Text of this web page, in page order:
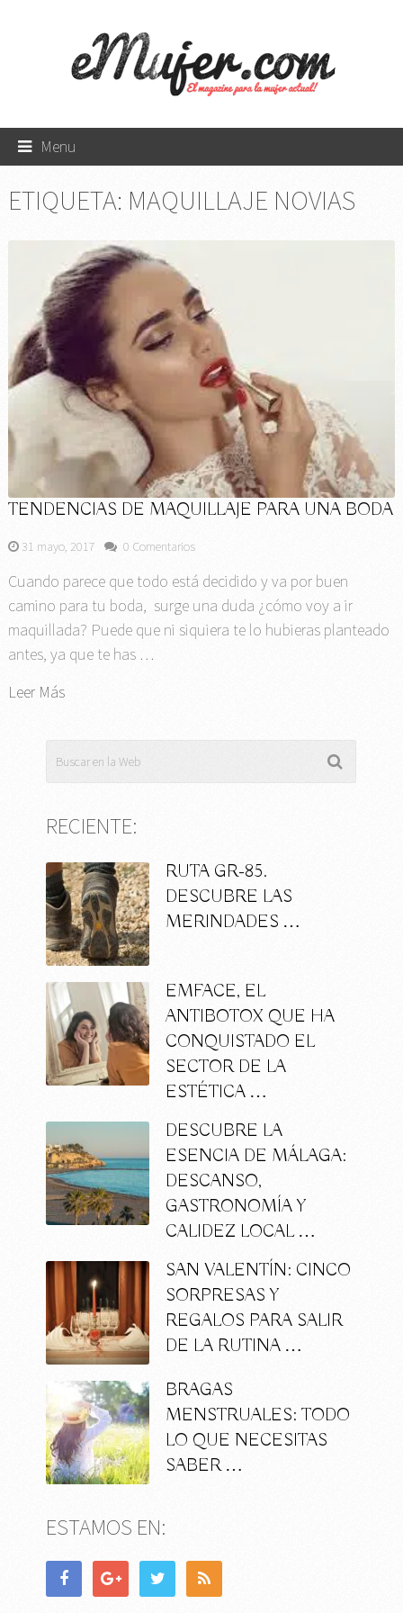
Menu
ETIQUETA: MAQUILLAJE NOVIAS
TENDENCIAS DE MAQUILLAJE PARA UNA BODA
31 mayo, 2017 0 Comentarios
Cuando parece que todo está decidido y va por buen
camino para tu boda, surge una duda ¿cómo voy a ir
maquillada? Puede que ni siquiera te lo hubieras planteado
antes, ya que te has …
Leer Más
RECIENTE:
RUTA GR-85.
DESCUBRE LAS
MERINDADES …
EMFACE, EL
ANTIBOTOX QUE HA
CONQUISTADO EL
SECTOR DE LA
ESTÉTICA …
DESCUBRE LA
ESENCIA DE MÁLAGA:
DESCANSO,
GASTRONOMÍA Y
CALIDEZ LOCAL …
SAN VALENTÍN: CINCO
SORPRESAS Y
REGALOS PARA SALIR
DE LA RUTINA …
BRAGAS
MENSTRUALES: TODO
LO QUE NECESITAS
SABER …
ESTAMOS EN: